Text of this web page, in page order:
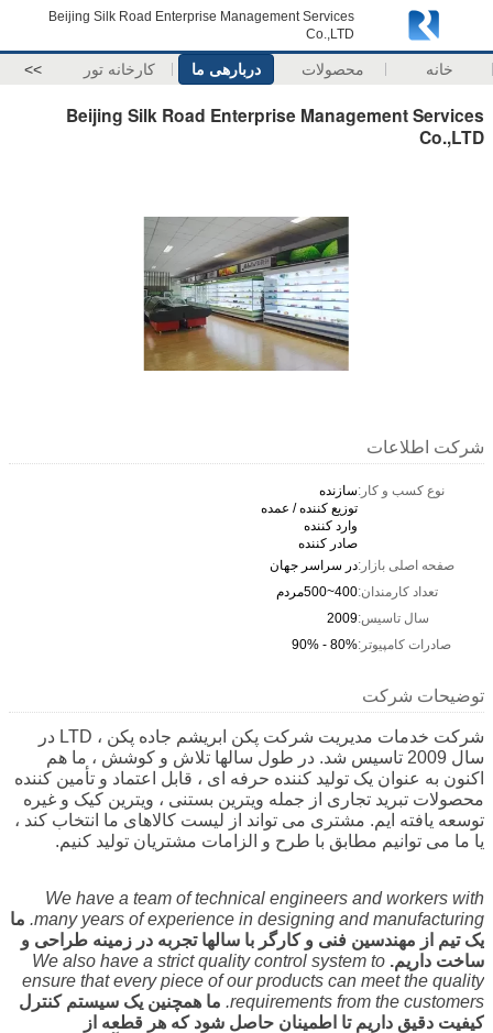
Beijing Silk Road Enterprise Management Services
Co.,LTD
خانه محصولات دربارهی ما کارخانه تور >>
Beijing Silk Road Enterprise Management Services
Co.,LTD
شرکت اطلاعات
نوع کسب و کار:سازنده
توزیع کننده / عمده
وارد کننده
صادر کننده
صفحه اصلی بازار:در سراسر جهان
تعداد کارمندان:400~500مردم
سال تاسیس:2009
صادرات کامپیوتر:80% - 90%
توضیحات شرکت
شرکت خدمات مدیریت شرکت پکن ابریشم جاده پکن ، LTD در
سال 2009 تاسیس شد. در طول سالها تلاش و کوشش ، ما هم
اکنون به عنوان یک تولید کننده حرفه ای ، قابل اعتماد و تأمین کننده
محصولات تبرید تجاری از جمله ویترین بستنی ، ویترین کیک و غیره
توسعه یافته ایم. مشتری می تواند از لیست کالاهای ما انتخاب کند ،
یا ما می توانیم مطابق با طرح و الزامات مشتریان تولید کنیم.
We have a team of technical engineers and workers with
many years of experience in designing and manufacturing. ما
یک تیم از مهندسین فنی و کارگر با سالها تجربه در زمینه طراحی و
ساخت داریم. We also have a strict quality control system to
ensure that every piece of our products can meet the quality
requirements from the customers. ما همچنین یک سیستم کنترل
کیفیت دقیق داریم تا اطمینان حاصل شود که هر قطعه از